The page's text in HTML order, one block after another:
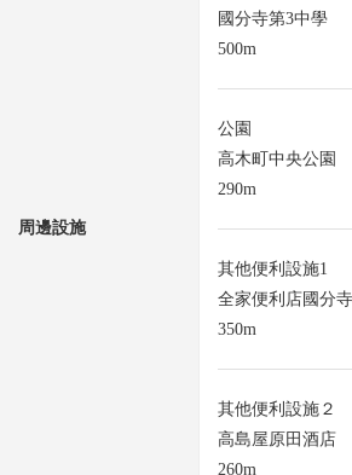
周邊設施
國分寺第3中學
500m
公園
高木町中央公園
290m
其他便利設施1
全家便利店國分
350m
其他便利設施２
高島屋原田酒店
260m